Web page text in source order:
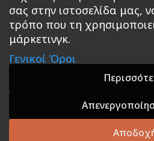
Κεντρική Βιβλία
Roleplaying Games
Σε Προσφορά
A theme by GradientThemes
Themes
σας στην ιστοσελίδα μας,
τρόπο που τη
μάρκετινγκ.
Γενικοί Όροι